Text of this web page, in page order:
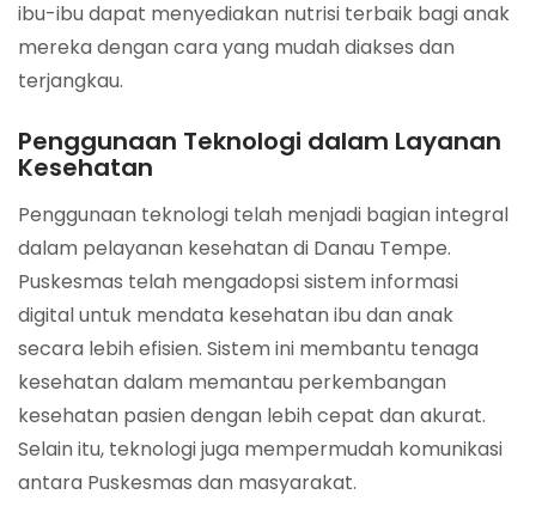
ibu-ibu dapat menyediakan nutrisi terbaik bagi anak
mereka dengan cara yang mudah diakses dan
terjangkau.
Penggunaan Teknologi dalam Layanan
Kesehatan
Penggunaan teknologi telah menjadi bagian integral
dalam pelayanan kesehatan di Danau Tempe.
Puskesmas telah mengadopsi sistem informasi
digital untuk mendata kesehatan ibu dan anak
secara lebih efisien. Sistem ini membantu tenaga
kesehatan dalam memantau perkembangan
kesehatan pasien dengan lebih cepat dan akurat.
Selain itu, teknologi juga mempermudah komunikasi
antara Puskesmas dan masyarakat.